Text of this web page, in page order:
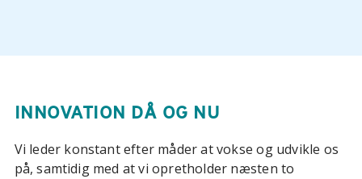
INNOVATION DÅ OG NU
Vi leder konstant efter måder at vokse og udvikle os
på, samtidig med at vi opretholder næsten to